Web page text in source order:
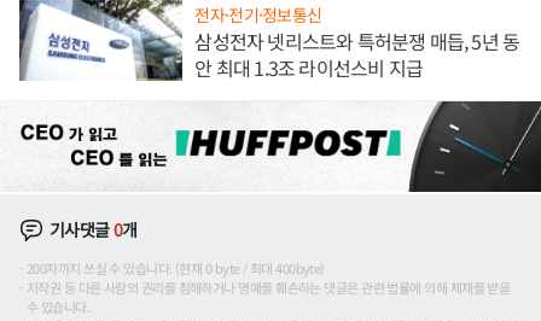
전자·전기·정보통신
삼성전자 넷리스트와 특허분쟁 매듭, 5년 동
안 최대 1.3조 라이선스비 지급
기사댓글0개
200자까지 쓰실 수 있습니다. (현재 0 byte / 최대 400byte)
저작권 등 다른 사람의 권리를 침해하거나 명예를 훼손하는 댓글은 관련 법률에 의해 제재를 받을
수 있습니다.